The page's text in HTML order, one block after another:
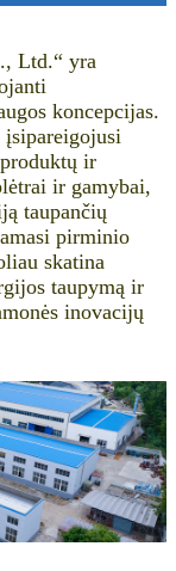
Ltd.“ yra
koncepcijas.
ir
ir gamybai,
taupančių
pirminio
skatina
taupymą ir
inovacijų